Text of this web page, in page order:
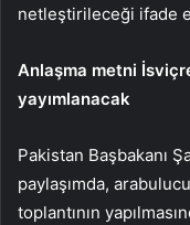
netleştirileceği ifade
Anlaşma metni
yayımlanacak
Pakistan Başbakanı
paylaşımda,
toplantının